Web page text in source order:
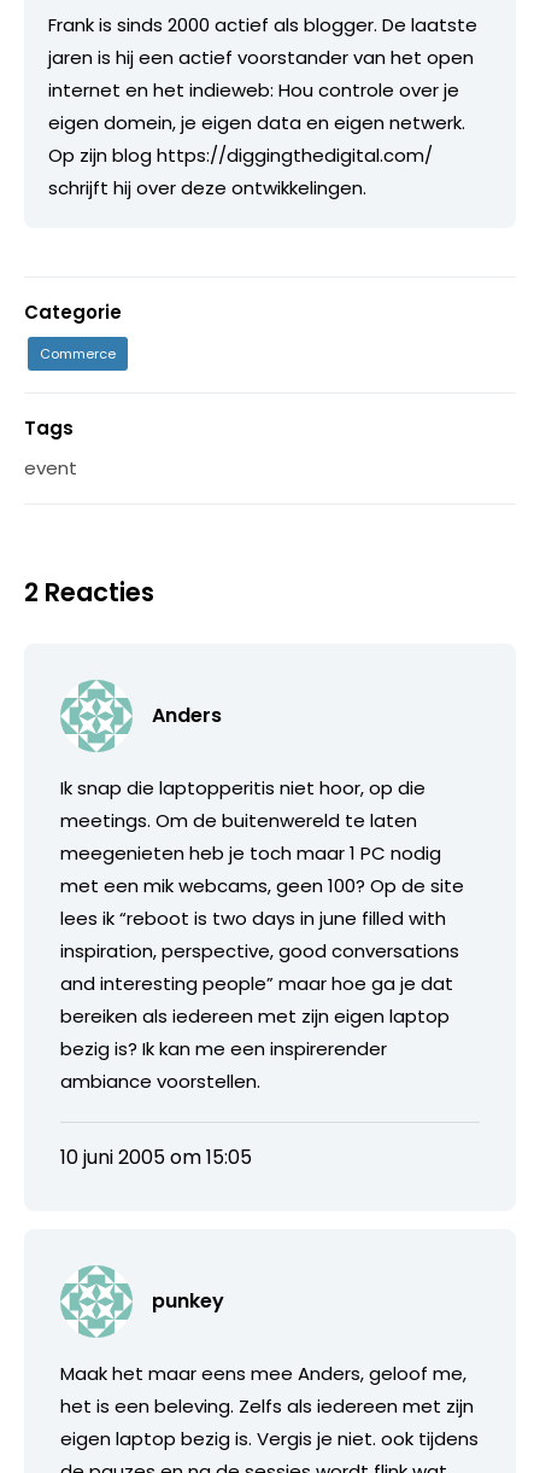
Frank is sinds 2000 actief als blogger. De laatste
jaren is hij een actief voorstander van het open
internet en het indieweb: Hou controle over je
eigen domein, je eigen data en eigen netwerk.
Op zijn blog https://diggingthedigital.com/
schrijft hij over deze ontwikkelingen.
Categorie
Commerce
Tags
event
2 Reacties
Anders
Ik snap die laptopperitis niet hoor, op die
meetings. Om de buitenwereld te laten
meegenieten heb je toch maar 1 PC nodig
met een mik webcams, geen 100? Op de site
lees ik “reboot is two days in june filled with
inspiration, perspective, good conversations
and interesting people” maar hoe ga je dat
bereiken als iedereen met zijn eigen laptop
bezig is? Ik kan me een inspirerender
ambiance voorstellen.
10 juni 2005 om 15:05
punkey
Maak het maar eens mee Anders, geloof me,
het is een beleving. Zelfs als iedereen met zijn
eigen laptop bezig is. Vergis je niet. ook tijdens